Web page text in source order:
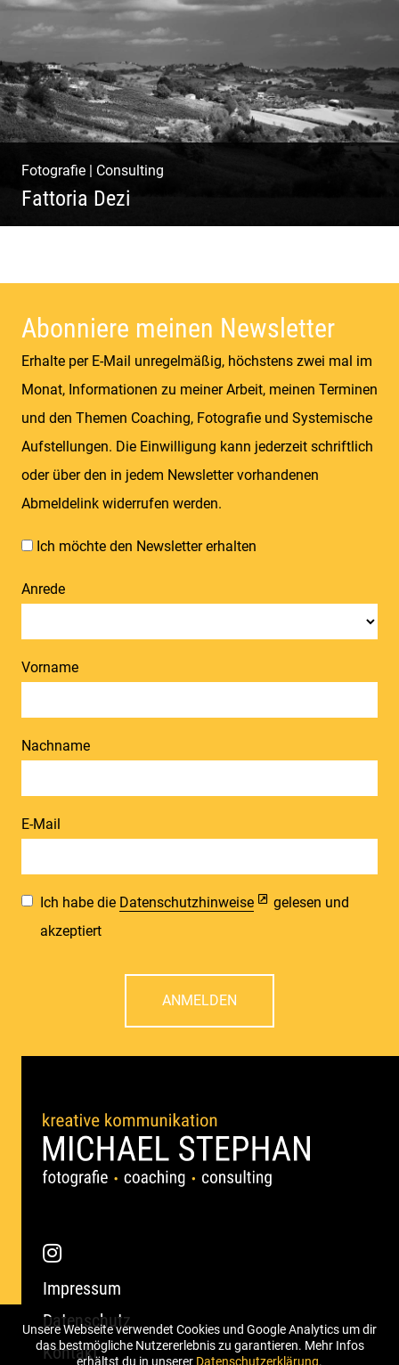
Fotografie | Consulting
Fattoria Dezi
Abonniere meinen Newsletter
Erhalte per E-Mail unregelmäßig, höchstens zwei mal im
Monat, Informationen zu meiner Arbeit, meinen Terminen
und den Themen Coaching, Fotografie und Systemische
Aufstellungen. Die Einwilligung kann jederzeit schriftlich
oder über den in jedem Newsletter vorhandenen
Abmeldelink widerrufen werden.
Ich möchte den Newsletter erhalten
Anrede
Vorname
Nachname
E-Mail
Ich habe die Datenschutzhinweise
gelesen und
akzeptiert
ANMELDEN
Impressum
Datenschutz
Kontakt
Unsere Webseite verwendet Cookies und Google Analytics um dir
das bestmögliche Nutzererlebnis zu garantieren. Mehr Infos
erhältst du in unserer Datenschutzerklärung.